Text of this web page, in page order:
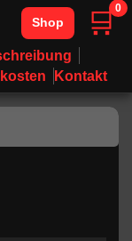
Kontakt
Shop 🛒0